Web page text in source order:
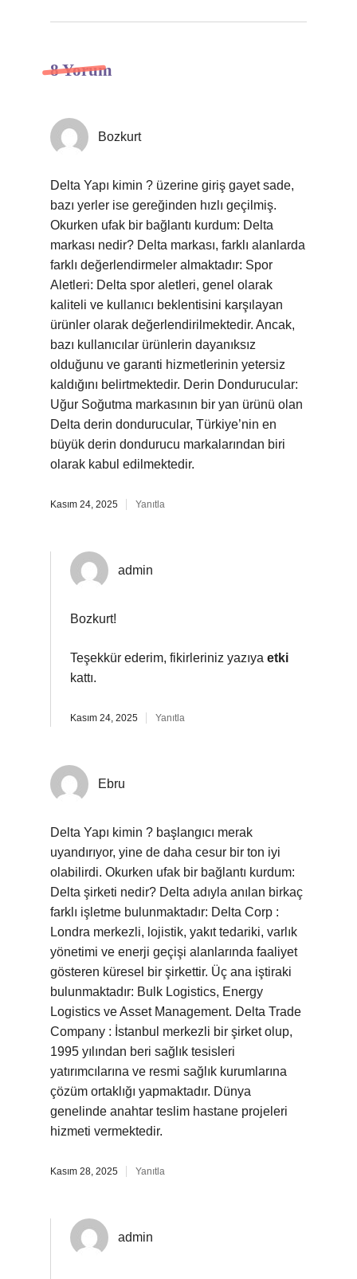
8 Yorum
Bozkurt
Delta Yapı kimin ? üzerine giriş gayet sade,
bazı yerler ise gereğinden hızlı geçilmiş.
Okurken ufak bir bağlantı kurdum: Delta
markası nedir? Delta markası, farklı alanlarda
farklı değerlendirmeler almaktadır: Spor
Aletleri: Delta spor aletleri, genel olarak
kaliteli ve kullanıcı beklentisini karşılayan
ürünler olarak değerlendirilmektedir. Ancak,
bazı kullanıcılar ürünlerin dayanıksız
olduğunu ve garanti hizmetlerinin yetersiz
kaldığını belirtmektedir. Derin Dondurucular:
Uğur Soğutma markasının bir yan ürünü olan
Delta derin dondurucular, Türkiye’nin en
büyük derin dondurucu markalarından biri
olarak kabul edilmektedir.
Kasım 24, 2025 Yanıtla
admin
Bozkurt!
Teşekkür ederim, fikirleriniz yazıya etki
kattı.
Kasım 24, 2025 Yanıtla
Ebru
Delta Yapı kimin ? başlangıcı merak
uyandırıyor, yine de daha cesur bir ton iyi
olabilirdi. Okurken ufak bir bağlantı kurdum:
Delta şirketi nedir? Delta adıyla anılan birkaç
farklı işletme bulunmaktadır: Delta Corp :
Londra merkezli, lojistik, yakıt tedariki, varlık
yönetimi ve enerji geçişi alanlarında faaliyet
gösteren küresel bir şirkettir. Üç ana iştiraki
bulunmaktadır: Bulk Logistics, Energy
Logistics ve Asset Management. Delta Trade
Company : İstanbul merkezli bir şirket olup,
1995 yılından beri sağlık tesisleri
yatırımcılarına ve resmi sağlık kurumlarına
çözüm ortaklığı yapmaktadır. Dünya
genelinde anahtar teslim hastane projeleri
hizmeti vermektedir.
Kasım 28, 2025 Yanıtla
admin